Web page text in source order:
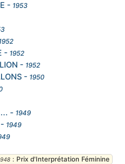
- 1953
- 1952
- 1952
- 1950
- 1949
- 1949
: Prix d'Interprétation Féminine